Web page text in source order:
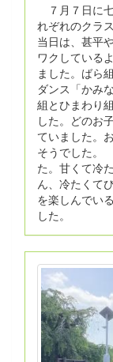
７月７日に
れぞれのクラ
当日は、甚平
ワクしている
ました。ばら
ダンス「かみ
組とひまわり
した。どのお
ていました。
そうでした。
た。甘くて冷
ん、冷たくて
を楽しんでい
した。